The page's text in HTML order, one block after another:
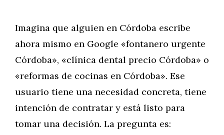
Imagina que alguien en Córdoba escribe
ahora mismo en Google «fontanero urgente
Córdoba», «clínica dental precio Córdoba» o
«reformas de cocinas en Córdoba». Ese
usuario tiene una necesidad concreta, tiene
intención de contratar y está listo para
tomar una decisión. La pregunta es: